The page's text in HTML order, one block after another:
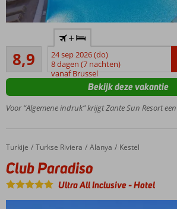
gewaardeerde
All Inclusive
hotel op
Zakynthos!
en
elegante
kamers
zwembaden
en 2
kinderbaden
Dichtbij
het
8,9
Aanrader
902
beoordelingen
+
24 sep 2026 (do)
8 dagen (7 nachten)
vanaf Brussel
Voor “Algemene indruk” krijgt Zante Sun Resort
Bekijk deze vakantie
Home
Turkije Turkse Riviera Alanya Kestel
Club Paradiso
Club Paradiso
Ultra All Inclusive-Hotel